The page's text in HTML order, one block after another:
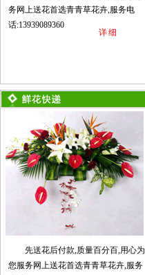
务网上送花首选青青草花卉,服务电
话:13939089360
详细
先送花后付款,质量百分百,用心为
您服务网上送花首选青青草花卉,服务